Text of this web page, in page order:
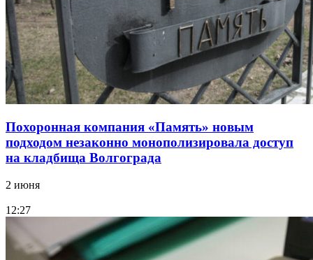
Похоронная компания «Память» новым
подходом незаконно монополизировала доступ
на кладбища Волгограда
2 июня
12:27